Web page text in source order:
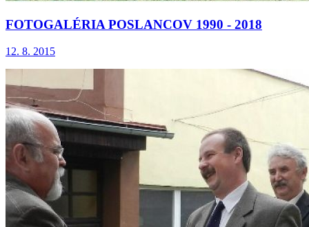
FOTOGALÉRIA POSLANCOV 1990 - 2018
12. 8. 2015